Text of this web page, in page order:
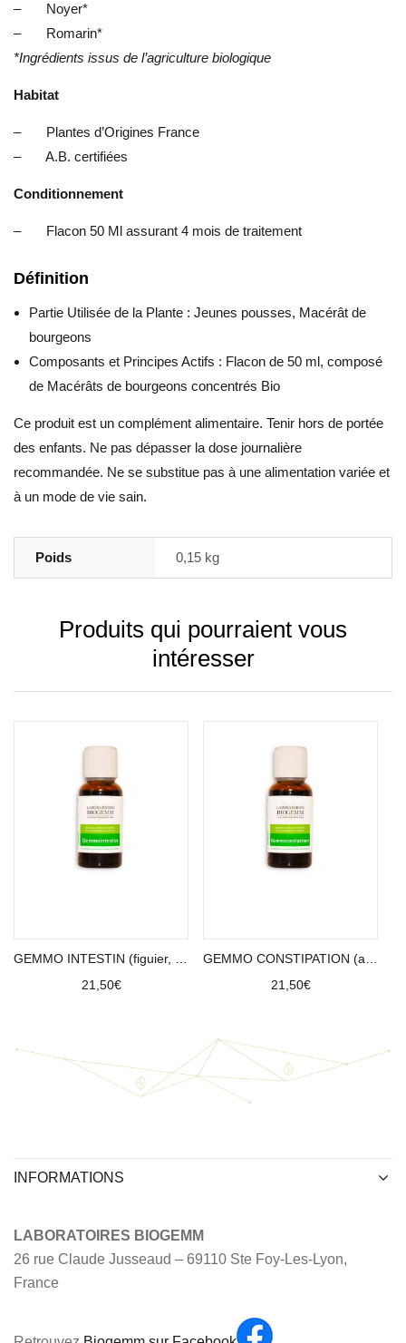
– Noyer*
– Romarin*
*Ingrédients issus de l’agriculture biologique
Habitat
– Plantes d’Origines France
– A.B. certifiées
Conditionnement
– Flacon 50 Ml assurant 4 mois de traitement
Définition
Partie Utilisée de la Plante : Jeunes pousses, Macérât de
bourgeons
Composants et Principes Actifs : Flacon de 50 ml, composé
de Macérâts de bourgeons concentrés Bio
Ce produit est un complément alimentaire. Tenir hors de portée
des enfants. Ne pas dépasser la dose journalière
recommandée. Ne se substitue pas à une alimentation variée et
à un mode de vie sain.
Poids 0,15 kg
Produits qui pourraient vous
intéresser
21,50€
21,50€
INFORMATIONS
LABORATOIRES BIOGEMM
26 rue Claude Jusseaud – 69110 Ste Foy-Les-Lyon,
France